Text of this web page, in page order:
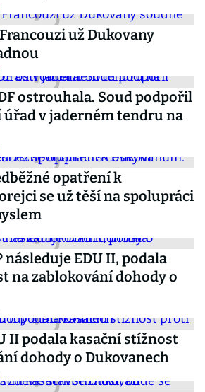
už Dukovany
ostrouhala. Soud podpořil
v jaderném tendru na
opatření k
následuje EDU II, podala
na zablokování dohody o
II podala kasační stížnost
dohody o Dukovanech